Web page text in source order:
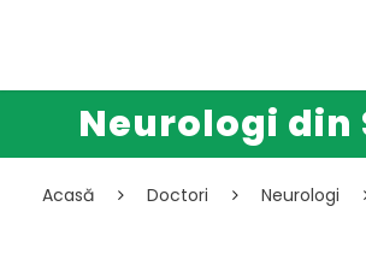
Neurologi din
Acasă Doctori Neurologi